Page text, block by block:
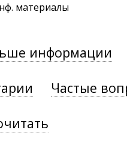
материалы
информации
Частые